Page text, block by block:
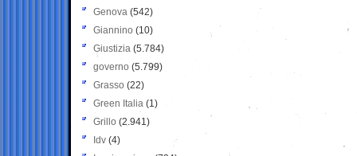
Genova (542)
Giannino (10)
Giustizia (5.784)
governo (5.799)
Grasso (22)
Green Italia (1)
Grillo (2.941)
Idv (4)